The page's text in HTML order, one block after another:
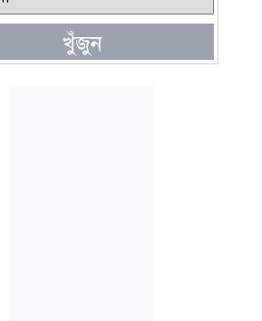
খুঁজুন